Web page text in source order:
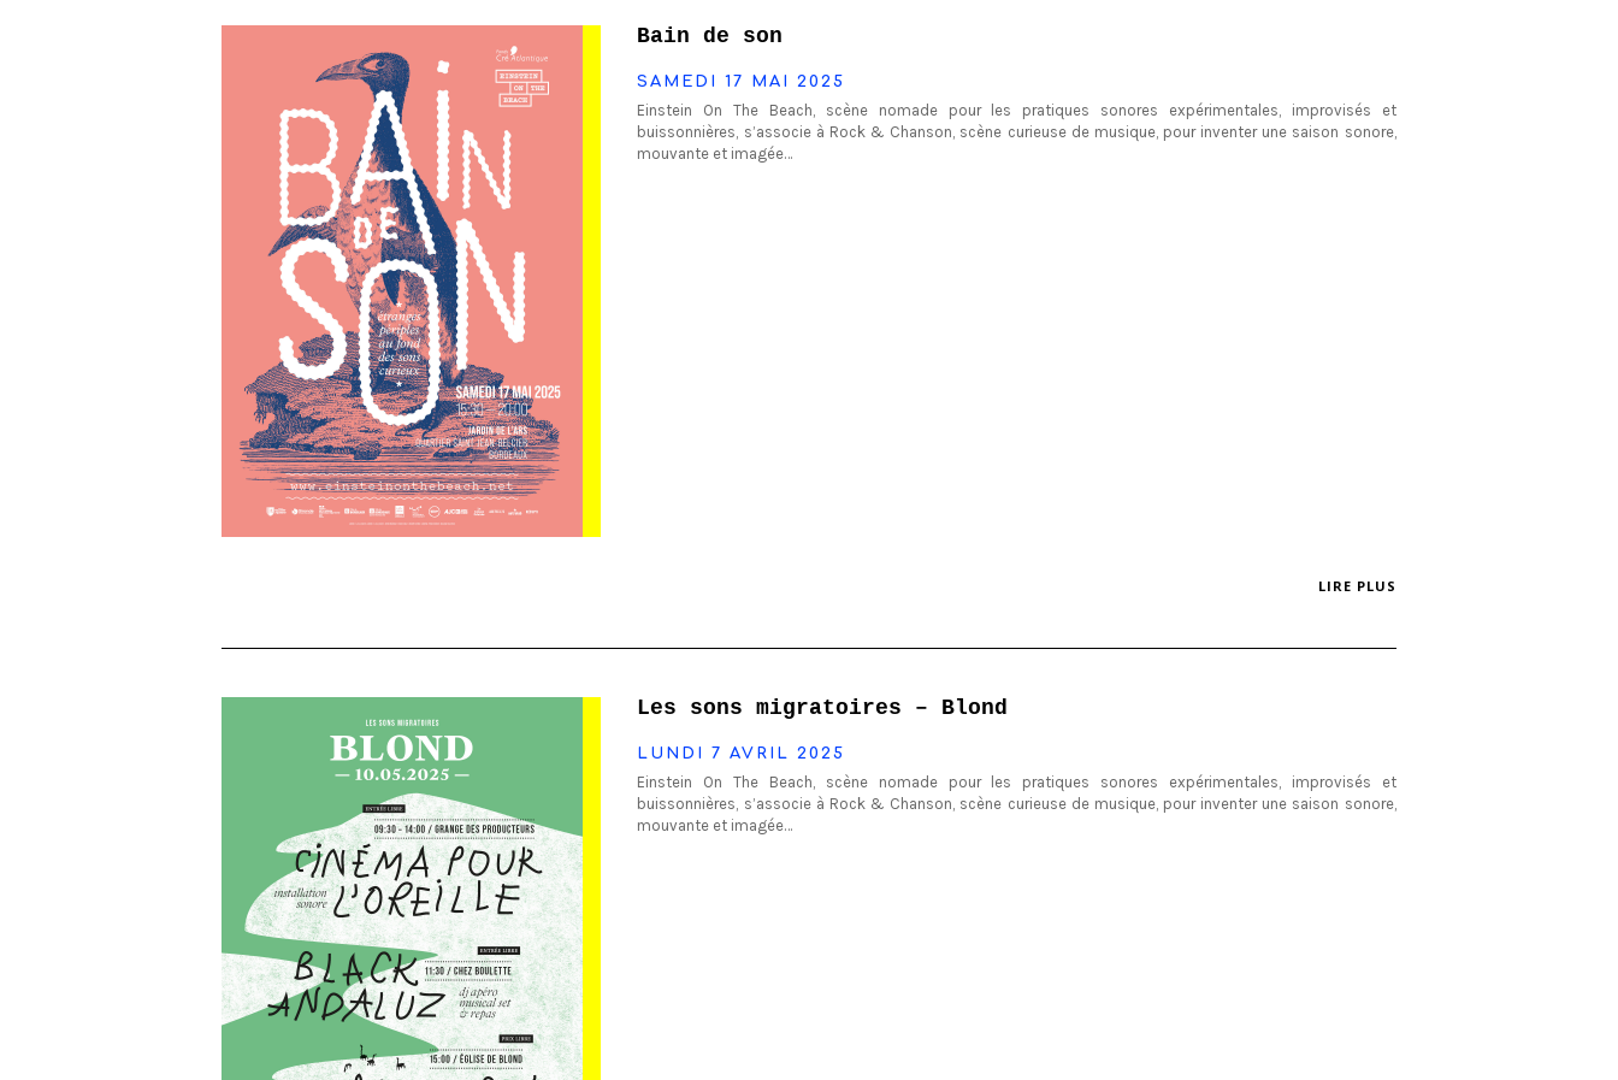
Bain de son
SAMEDI 17 MAI 2025
Einstein On The Beach, scène nomade pour les pratiques sonores expérimentales, improvisés et
buissonnières, s’associe à Rock & Chanson, scène curieuse de musique, pour inventer une saison sonore,
mouvante et imagée…
LIRE PLUS
Les sons migratoires – Blond
LUNDI 7 AVRIL 2025
Einstein On The Beach, scène nomade pour les pratiques sonores expérimentales, improvisés et
buissonnières, s’associe à Rock & Chanson, scène curieuse de musique, pour inventer une saison sonore,
mouvante et imagée…